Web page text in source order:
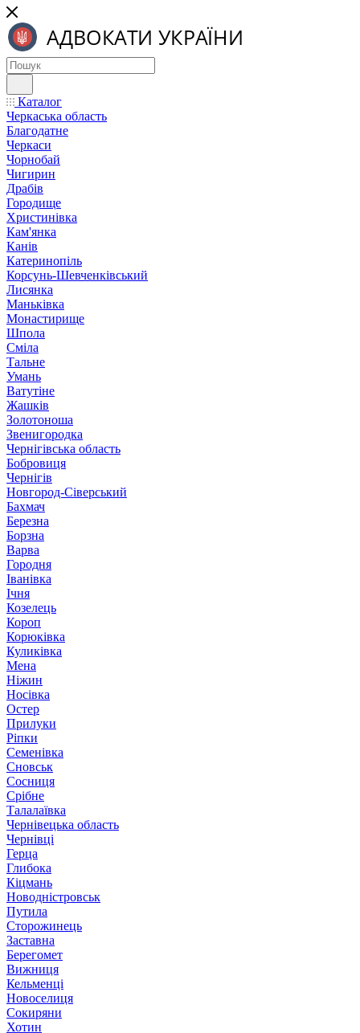
Каталог
Черкаська область
Благодатне
Черкаси
Чорнобай
Чигирин
Драбів
Городище
Христинівка
Кам'янка
Канів
Катеринопіль
Корсунь-Шевченківський
Лисянка
Маньківка
Монастирище
Шпола
Сміла
Тальне
Умань
Ватутіне
Жашків
Золотоноша
Звенигородка
Чернігівська область
Бобровиця
Чернігів
Новгород-Сіверський
Бахмач
Березна
Борзна
Варва
Городня
Іванівка
Ічня
Козелець
Короп
Корюківка
Куликівка
Мена
Ніжин
Носівка
Остер
Прилуки
Ріпки
Семенівка
Сновськ
Сосниця
Срібне
Талалаївка
Чернівецька область
Чернівці
Герца
Глибока
Кіцмань
Новодністровськ
Путила
Сторожинець
Заставна
Берегомет
Вижниця
Кельменці
Новоселиця
Сокиряни
Хотин